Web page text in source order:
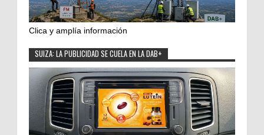
Clica y amplía información
SUIZA: LA PUBLICIDAD SE CUELA EN LA DAB+